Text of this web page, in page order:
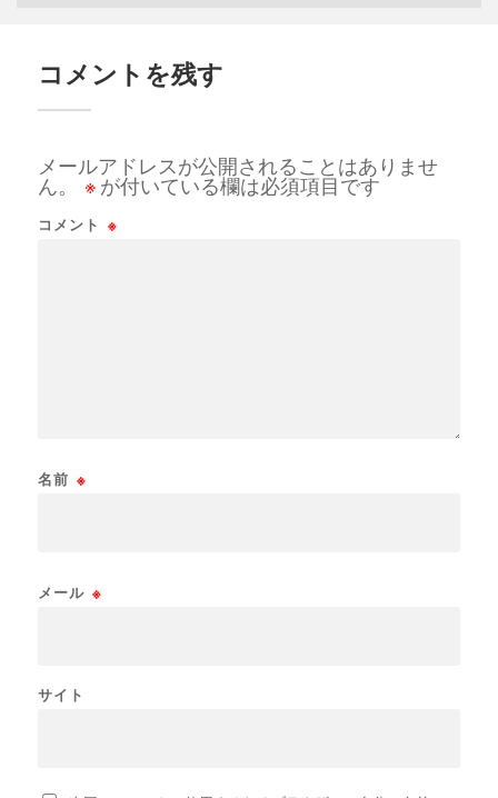
コメントを残す
メールアドレスが公開されることはありませ
ん。
※ が付いている欄は必須項目です
コメント ※
名前 ※
メール ※
サイト